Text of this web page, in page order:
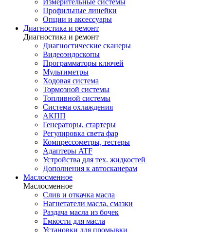
Измерительные системы
Профильные линейки
Опции и аксессуары
Диагностика и ремонт
Диагностика и ремонт
Диагностические сканеры
Видеоэндоскопы
Программаторы ключей
Мультиметры
Ходовая система
Тормозной системы
Топливной системы
Система охлаждения
АКПП
Генераторы, стартеры
Регулировка света фар
Компрессометры, тестеры
Адаптеры ATF
Устройства для тех. жидкостей
Дополнения к автосканерам
Маслосменное
Маслосменное
Слив и откачка масла
Нагнетатели масла, смазки
Раздача масла из бочек
Емкости для масла
Установки для промывки